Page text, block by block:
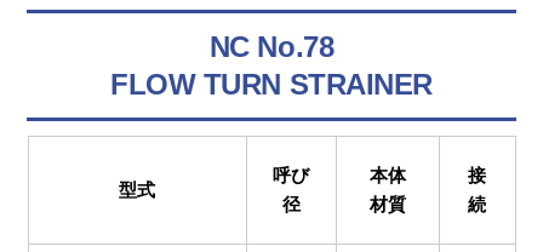
NC No.78
FLOW TURN STRAINER
型式
呼び
径
本体
材質
接
続